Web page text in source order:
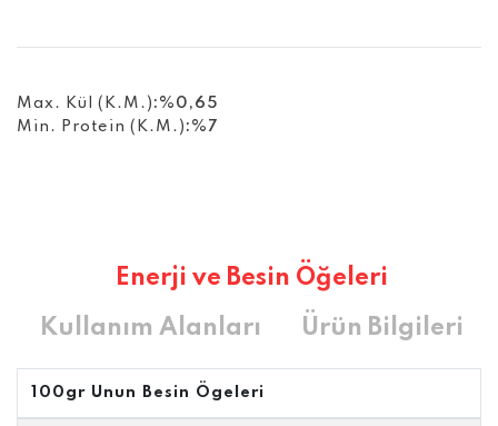
Max. Kül (K.M.) : %0,65
Min. Protein (K.M.) : %7
Enerji ve Besin Öğeleri
Kullanım Alanları Ürün Bilgileri
100gr Unun Besin Ögeleri